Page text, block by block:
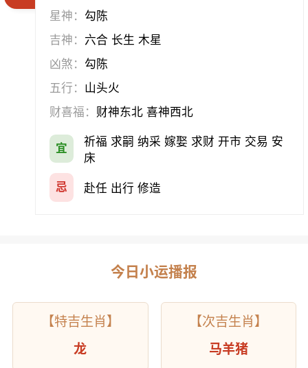
星神： 勾陈
吉神： 六合 长生 木星
凶煞： 勾陈
五行： 山头火
财喜福： 财神东北 喜神西北
宜
祈福 求嗣 纳采 嫁娶 求财 开市 交易 安
床
忌 赴任 出行 修造
今日小运播报
【特吉生肖】
龙
【次吉生肖】
马羊猪